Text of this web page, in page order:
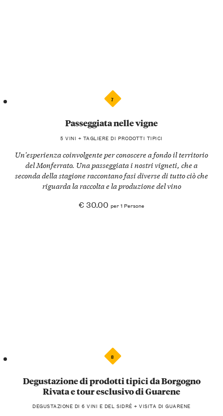
7
Passeggiata nelle vigne
5 VINI + TAGLIERE DI PRODOTTI TIPICI
Un'esperienza coinvolgente per conoscere a fondo il territorio
del Monferrato. Una passeggiata i nostri vigneti, che a
seconda della stagione raccontano fasi diverse di tutto ciò che
riguarda la raccolta e la produzione del vino
€ 30.00 per 1 Persone
8
Degustazione di prodotti tipici da Borgogno
Rivata e tour esclusivo di Guarene
DEGUSTAZIONE DI 6 VINI E DEL SIDRÉ + VISITA DI GUARENE